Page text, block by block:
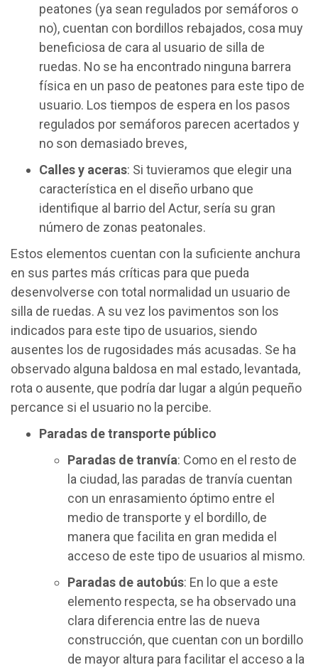
peatones (ya sean regulados por semáforos o
no), cuentan con bordillos rebajados, cosa muy
beneficiosa de cara al usuario de silla de
ruedas. No se ha encontrado ninguna barrera
física en un paso de peatones para este tipo de
usuario. Los tiempos de espera en los pasos
regulados por semáforos parecen acertados y
no son demasiado breves,
Calles y aceras: Si tuvieramos que elegir una
característica en el diseño urbano que
identifique al barrio del Actur, sería su gran
número de zonas peatonales.
Estos elementos cuentan con la suficiente anchura
en sus partes más críticas para que pueda
desenvolverse con total normalidad un usuario de
silla de ruedas. A su vez los pavimentos son los
indicados para este tipo de usuarios, siendo
ausentes los de rugosidades más acusadas. Se ha
observado alguna baldosa en mal estado, levantada,
rota o ausente, que podría dar lugar a algún pequeño
percance si el usuario no la percibe.
Paradas de transporte público
Paradas de tranvía: Como en el resto de
la ciudad, las paradas de tranvía cuentan
con un enrasamiento óptimo entre el
medio de transporte y el bordillo, de
manera que facilita en gran medida el
acceso de este tipo de usuarios al mismo.
Paradas de autobús: En lo que a este
elemento respecta, se ha observado una
clara diferencia entre las de nueva
construcción, que cuentan con un bordillo
de mayor altura para facilitar el acceso a la